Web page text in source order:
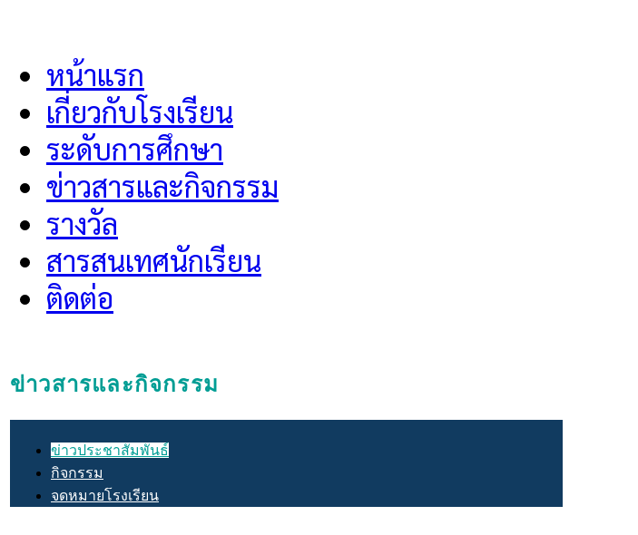
หน้าแรก
เกี่ยวกับโรงเรียน
ระดับการศึกษา
ข่าวสารและกิจกรรม
รางวัล
สารสนเทศนักเรียน
ติดต่อ
ข่าวสารและกิจกรรม
ข่าวประชาสัมพันธ์
กิจกรรม
จดหมายโรงเรียน